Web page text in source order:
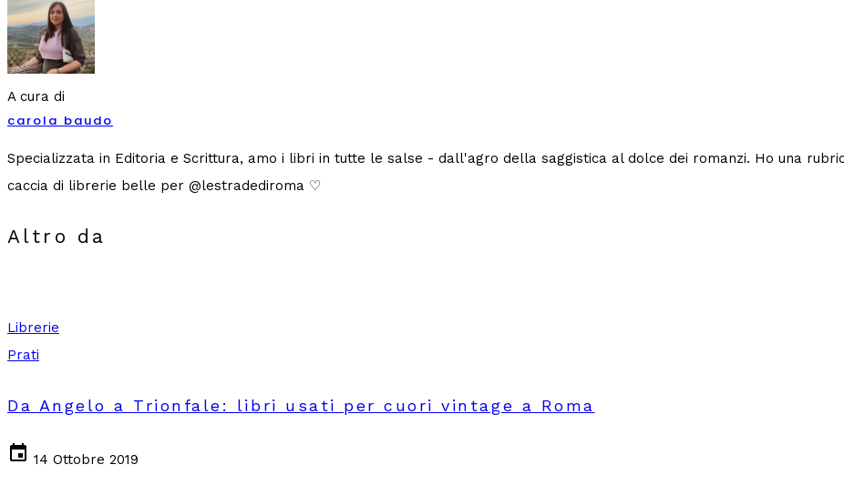
A cura di
carola baudo
Specializzata in Editoria e Scrittura, amo i libri in tutte le salse - dall'agro della saggistica al dolce dei romanzi. Ho una
caccia di librerie belle per @lestradediroma ♡
Altro da
Librerie
Prati
Da Angelo a Trionfale: libri usati per cuori vintage a Roma
event 14 Ottobre 2019